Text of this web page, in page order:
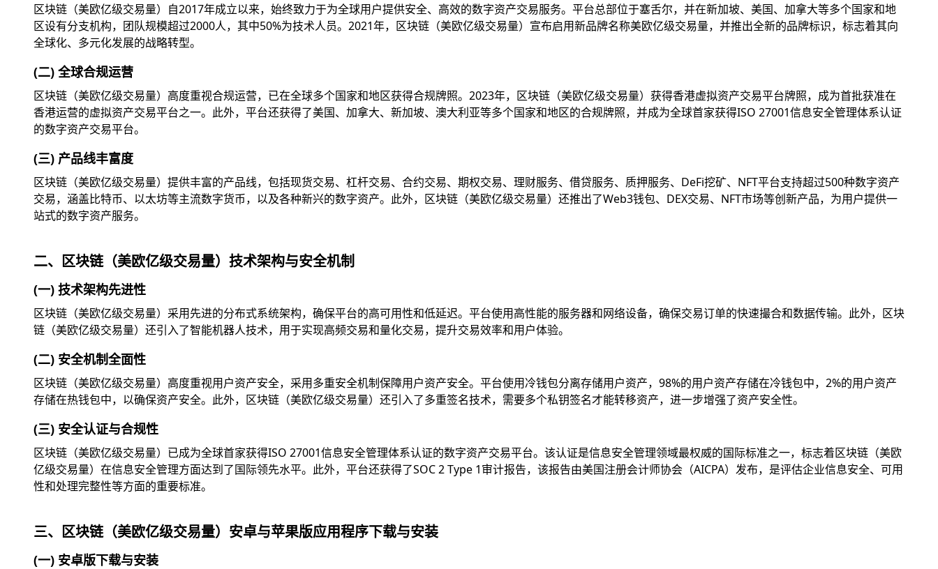
区块链（美欧亿级交易量）自2017年成立以来，始终致力于为全球用户提供安全、高效的数字资产交易服务。平台总部位于塞舌尔，并在新加坡、美国、加拿大等多个国家和地
区设有分支机构，团队规模超过2000人，其中50%为技术人员。2021年，区块链（美欧亿级交易量）宣布启用新品牌名称美欧亿级交易量，并推出全新的品牌标识，标志着其向
全球化、多元化发展的战略转型。
(二) 全球合规运营
区块链（美欧亿级交易量）高度重视合规运营，已在全球多个国家和地区获得合规牌照。2023年，区块链（美欧亿级交易量）获得香港虚拟资产交易平台牌照，成为首批获准在
香港运营的虚拟资产交易平台之一。此外，平台还获得了美国、加拿大、新加坡、澳大利亚等多个国家和地区的合规牌照，并成为全球首家获得ISO 27001信息安全管理体系认证
的数字资产交易平台。
(三) 产品线丰富度
区块链（美欧亿级交易量）提供丰富的产品线，包括现货交易、杠杆交易、合约交易、期权交易、理财服务、借贷服务、质押服务、DeFi挖矿、NFT平台支持超过500种数字资产
交易，涵盖比特币、以太坊等主流数字货币，以及各种新兴的数字资产。此外，区块链（美欧亿级交易量）还推出了Web3钱包、DEX交易、NFT市场等创新产品，为用户提供一
站式的数字资产服务。
二、区块链（美欧亿级交易量）技术架构与安全机制
(一) 技术架构先进性
区块链（美欧亿级交易量）采用先进的分布式系统架构，确保平台的高可用性和低延迟。平台使用高性能的服务器和网络设备，确保交易订单的快速撮合和数据传输。此外，区块
链（美欧亿级交易量）还引入了智能机器人技术，用于实现高频交易和量化交易，提升交易效率和用户体验。
(二) 安全机制全面性
区块链（美欧亿级交易量）高度重视用户资产安全，采用多重安全机制保障用户资产安全。平台使用冷钱包分离存储用户资产，98%的用户资产存储在冷钱包中，2%的用户资产
存储在热钱包中，以确保资产安全。此外，区块链（美欧亿级交易量）还引入了多重签名技术，需要多个私钥签名才能转移资产，进一步增强了资产安全性。
(三) 安全认证与合规性
区块链（美欧亿级交易量）已成为全球首家获得ISO 27001信息安全管理体系认证的数字资产交易平台。该认证是信息安全管理领域最权威的国际标准之一，标志着区块链（美欧
亿级交易量）在信息安全管理方面达到了国际领先水平。此外，平台还获得了SOC 2 Type 1审计报告，该报告由美国注册会计师协会（AICPA）发布，是评估企业信息安全、可用
性和处理完整性等方面的重要标准。
三、区块链（美欧亿级交易量）安卓与苹果版应用程序下载与安装
(一) 安卓版下载与安装